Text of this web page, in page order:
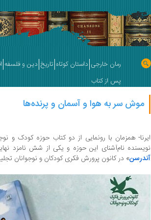
رمان خارجی داستان کوتاه تاریخ دین و فلسفه
پس از کتاب
موش سر به هوا و آسمان و پرنده‌ها
ایرنا- همزمان با رونمایی از دو کتاب حوزه کودک و
نویسنده نام‌آشنای این حوزه و یکی از شش نامزد
آندرسن» در کانون پرورش فکری کودکان و نوجوانان